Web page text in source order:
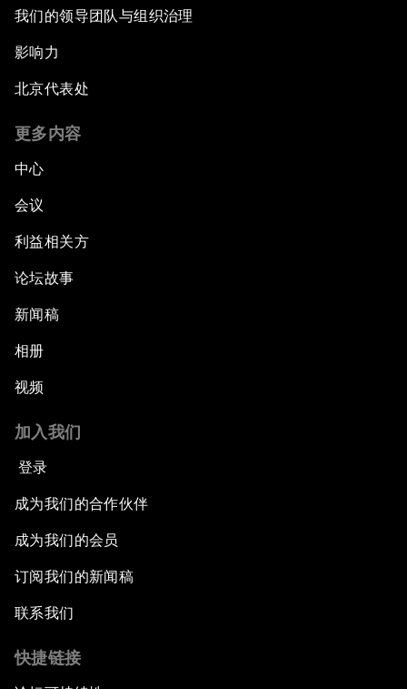
我们的领导团队与组织治理
影响力
北京代表处
更多内容
中心
会议
利益相关方
论坛故事
新闻稿
相册
视频
加入我们
登录
成为我们的合作伙伴
成为我们的会员
订阅我们的新闻稿
联系我们
快捷链接